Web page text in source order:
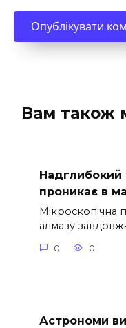
Вам також
Надглибокий
проникає в
Мікроскопічна
алмазу
0 0
Астрономи